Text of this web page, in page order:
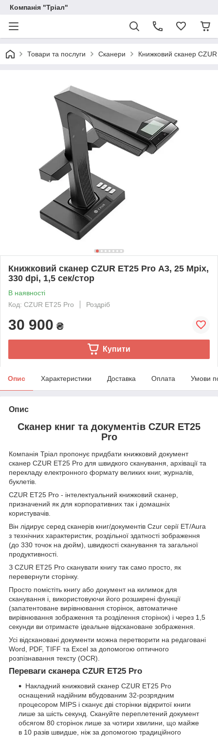
Компанія "Тріал"
Товари та послуги Сканери Книжковий сканер
Книжковий сканер CZUR ET25 Pro А3, 25 Mpix,
330 dpi, 1,5 сек/стор
В наявності
Код: CZUR ET25 Pro
Роздріб
30 900 ₴
Купити
Опис Характеристики Доставка Оплата Умови
Опис
Сканер книг та документів CZUR ET25
Pro
Компанія Тріал пропонує придбати книжковий документ
сканер CZUR ET25 Pro для швидкого сканування, архівації та
перекладу електронного формату великих книг, журналів,
буклетів.
CZUR ET25 Pro - інтелектуальний книжковий сканер,
призначений як для корпоративних так і домашніх
користувачів.
Він лідирує серед сканерів книг/документів Czur серії ET/Aura
з технічних характеристик, роздільної здатності зображення
(до 330 точок на дюйм), швидкості сканування та загальної
продуктивності.
З CZUR ET25 Pro сканувати книгу так само просто, як
перевернути сторінку.
Просто помістіть книгу або документ на килимок для
сканування і, використовуючи його розширені функції
(запатентоване вирівнювання сторінок, автоматичне
вирівнювання зображення та розділення сторінок) і через 1,5
секунди ви отримаєте ідеальне відскановане зображення.
Усі відскановані документи можна перетворити на редаговані
Word, PDF, TIFF та Excel за допомогою оптичного
розпізнавання тексту (OCR).
Переваги сканера CZUR ET25 Pro
Накладний книжковий сканер CZUR ET25 Pro
оснащений надійним вбудованим 32-розрядним
процесором MIPS і сканує дві сторінки відкритої книги
лише за шість секунд. Скануйте переплетений документ
обсягом 80 сторінок лише за чотири хвилини, що майже
в 10 разів швидше, ніж за допомогою традиційного